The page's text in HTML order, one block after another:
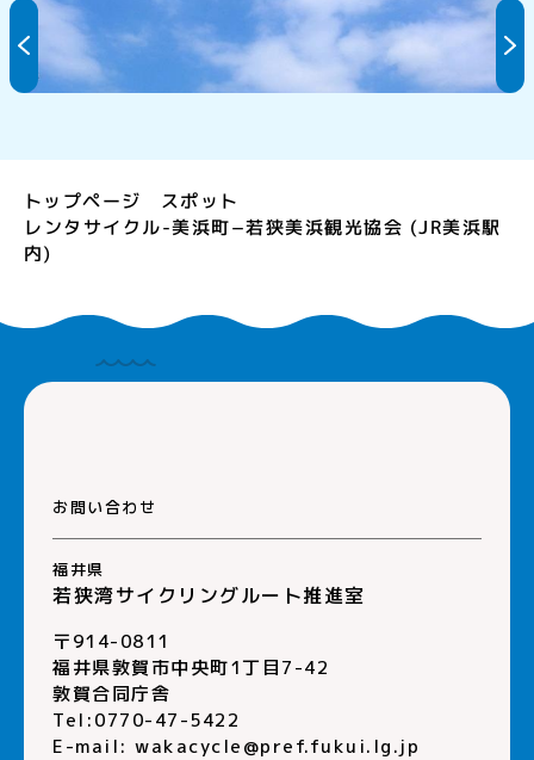
トップページ スポット
レンタサイクル-美浜町−若狭美浜観光協会 (JR美浜駅
内)
レンタサイクル-若狭町−JR三方駅
お問い合わせ
福井県
若狭湾サイクリングルート推進室
〒914-0811
福井県敦賀市中央町1丁目7-42
敦賀合同庁舎
Tel:0770-47-5422
E-mail: wakacycle@pref.fukui.lg.jp